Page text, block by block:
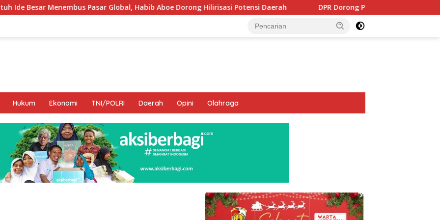
Global, Habib Aboe Dorong Hilirisasi Potensi Daerah DPR Dorong Program PTSL dan Percepatan Sertifikasi
Hukum Ekonomi TNI/POLRI Daerah Opini Olahraga